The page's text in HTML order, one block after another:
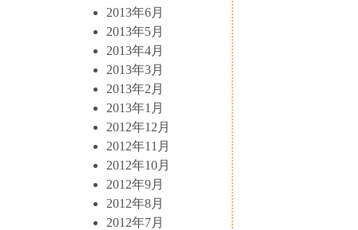
2013年6月
2013年5月
2013年4月
2013年3月
2013年2月
2013年1月
2012年12月
2012年11月
2012年10月
2012年9月
2012年8月
2012年7月